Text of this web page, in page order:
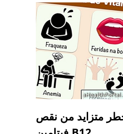
متزايد من نقص